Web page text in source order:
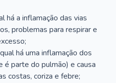
há a inflamação das vias
problemas para respirar e
há uma inflamação dos
é parte do pulmão) e causa
costas, coriza e febre;